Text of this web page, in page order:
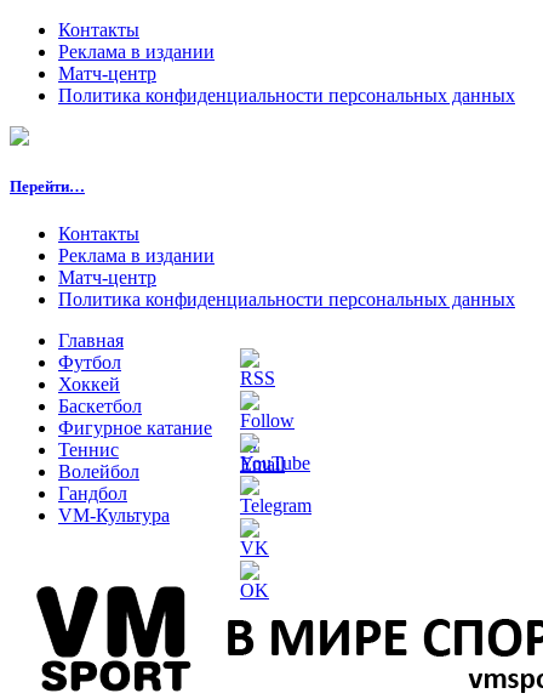
Контакты
Реклама в издании
Матч-центр
Политика конфиденциальности персональных данных
Перейти…
Контакты
Реклама в издании
Матч-центр
Политика конфиденциальности персональных данных
Главная
Футбол
Хоккей
Баскетбол
Фигурное катание
Теннис
Волейбол
Гандбол
VM-Культура